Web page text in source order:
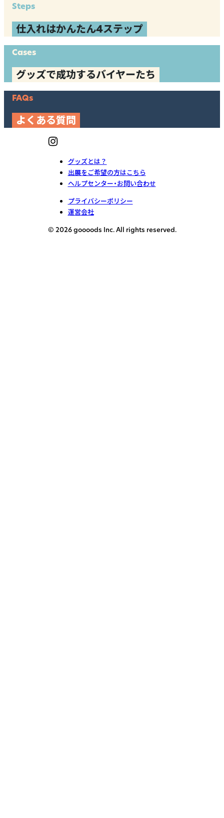
Steps
仕入れはかんたん4ステップ
Cases
グッズで成功するバイヤーたち
FAQs
よくある質問
グッズとは？
出展をご希望の方はこちら
ヘルプセンター・お問い合わせ
プライバシーポリシー
運営会社
© 2026 goooods Inc. All rights reserved.